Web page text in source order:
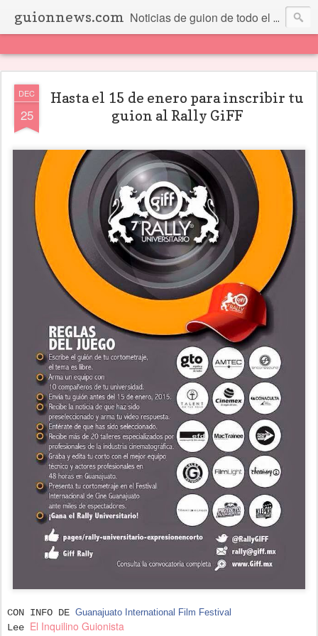
guionnews.com Noticias de guion de todo el mundo... Y más.
DEC
25
Hasta el 15 de enero para inscribir tu
guion al Rally GiFF
CON INFO DE Guanajuato International Film Festival
Lee El Inquilino Guionista